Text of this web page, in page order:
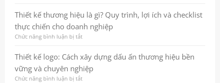
bền
vững
tạo
ấn
tượng
mạnh
hiệu
quả
marketing
kế
logo:
Cách
xây
dấu
ấn
thương
hiệu
Thiết kế thương hiệu là gì? Quy trình, lợi ích và checklist
thực chiến cho doanh nghiệp
Chức năng bình luận bị tắtở
kế
thương
hiệu
là
Thiết kế logo: Cách xây dựng dấu ấn thương hiệu bền
vững và chuyên nghiệp
Chức năng bình luận bị tắtở